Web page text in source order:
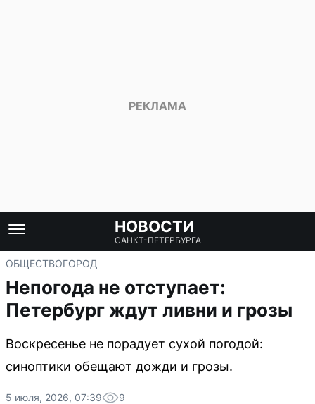
НОВОСТИ
САНКТ-ПЕТЕРБУРГА
ОБЩЕСТВОГОРОД
Непогода не отступает:
Петербург ждут ливни и грозы
Воскресенье не порадует сухой погодой:
синоптики обещают дожди и грозы.
5 июля, 2026, 07:39 9